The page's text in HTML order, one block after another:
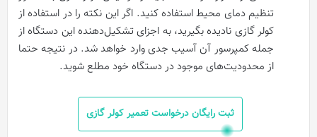
تنظیم دمای محیط استفاده کنید. اگر این نکته را در استفاده از
کولر گازی نادیده بگیرید، به اجزای تشکیل‌دهنده این دستگاه از
جمله کمپرسور آن آسیب جدی وارد خواهد شد. در نتیجه حتما
از محدودیت‌های موجود در دستگاه خود مطلع شوید.
ثبت رایگان درخواست تعمیر کولر گازی